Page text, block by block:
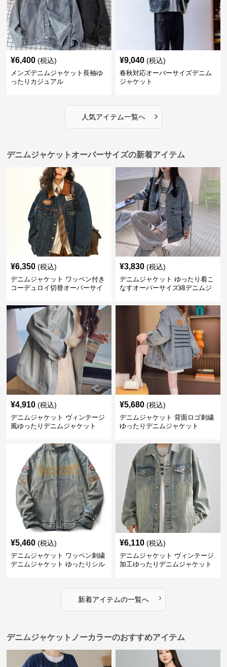
¥6,400 (税込)
メンズデニムジャケット長袖ゆ
ったりカジュアル
¥9,040 (税込)
春秋対応オーバーサイズデニム
ジャケット
人気アイテム一覧へ ›
デニムジャケットオーバーサイズの新着アイテム
¥6,350 (税込)
デニムジャケット ワッペン付き
コーデュロイ切替オーバーサイ
¥3,830 (税込)
デニムジャケット ゆったり着こ
なすオーバーサイズ綿デニムジ
¥4,910 (税込)
デニムジャケット ヴィンテージ
風ゆったりデニムジャケット
¥5,680 (税込)
デニムジャケット 背面ロゴ刺繍
ゆったりデニムジャケット
¥5,460 (税込)
デニムジャケット ワッペン刺繍
デニムジャケット ゆったりシル
¥6,110 (税込)
デニムジャケット ヴィンテージ
加工ゆったりデニムジャケット
新着アイテムの一覧へ ›
デニムジャケットノーカラーのおすすめアイテム